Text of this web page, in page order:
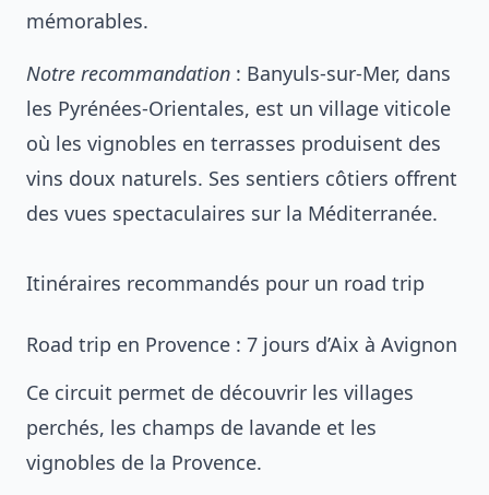
mémorables.
Notre recommandation : Banyuls-sur-Mer, dans
les Pyrénées-Orientales, est un village viticole
où les vignobles en terrasses produisent des
vins doux naturels. Ses sentiers côtiers offrent
des vues spectaculaires sur la Méditerranée.
Itinéraires recommandés pour un road trip
Road trip en Provence : 7 jours d’Aix à Avignon
Ce circuit permet de découvrir les villages
perchés, les champs de lavande et les
vignobles de la Provence.